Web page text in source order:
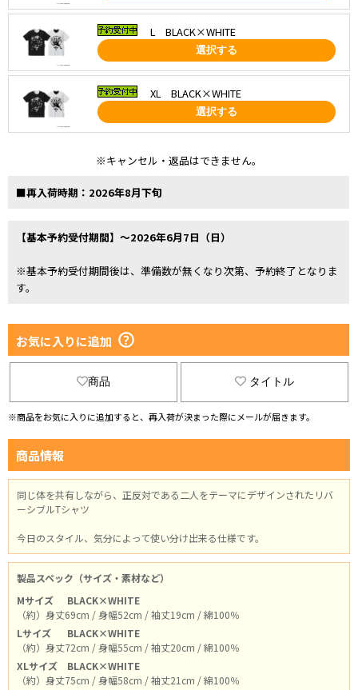
L BLACK×WHITE
選択する
XL BLACK×WHITE
選択する
※キャンセル・返品はできません。
■再入荷時期：2026年8月下旬
【基本予約受付期間】～2026年6月7日（日）
※基本予約受付期間後は、準備数が無くなり次第、予約終了となりま
す。
お気に入りに追加
商品 タイトル
※商品をお気に入りに追加すると、再入荷が決まった際にメールが届きます。
商品情報
同じ体を共有しながら、正反対である二人をテーマにデザインされたリバ
ーシブルTシャツ
今日のスタイル、気分によって使い分け出来る仕様です。
製品スペック（サイズ・素材など）
Mサイズ
BLACK×WHITE
（約）身丈69cm / 身幅52cm / 袖丈19cm / 綿100％
Lサイズ
BLACK×WHITE
（約）身丈72cm / 身幅55cm / 袖丈20cm / 綿100％
XLサイズ
BLACK×WHITE
（約）身丈75cm / 身幅58cm / 袖丈21cm / 綿100％